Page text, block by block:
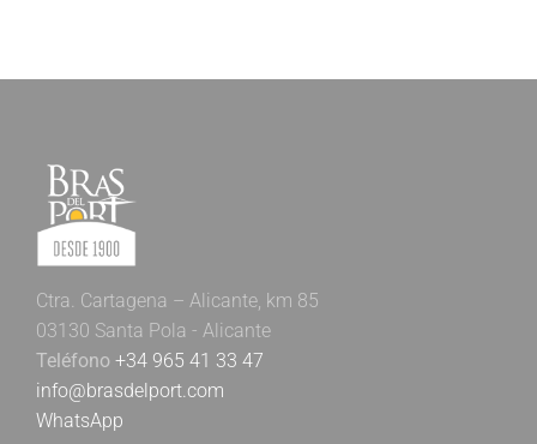
Ctra. Cartagena – Alicante, km 85
03130 Santa Pola - Alicante
Teléfono +34 965 41 33 47
info@brasdelport.com
WhatsApp